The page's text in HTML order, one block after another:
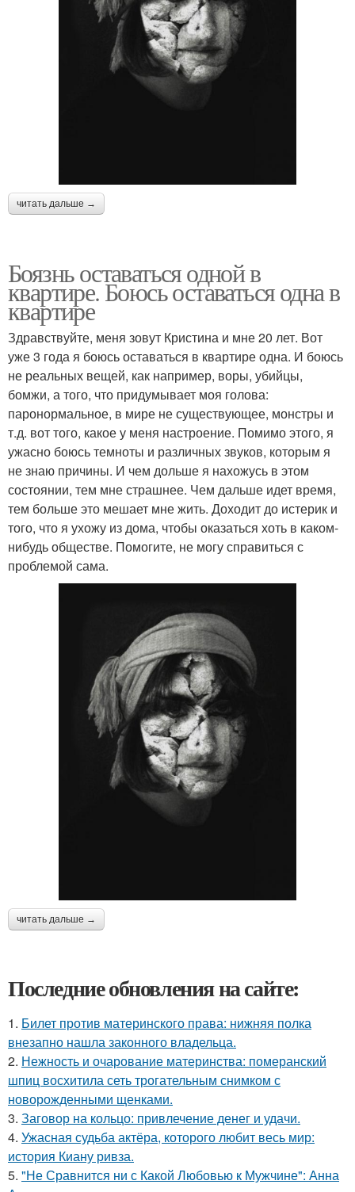
читать дальше →
Боязнь оставаться одной в
квартире. Боюсь оставаться одна в
квартире
Здравствуйте, меня зовут Кристина и мне 20 лет. Вот
уже 3 года я боюсь оставаться в квартире одна. И боюсь
не реальных вещей, как например, воры, убийцы,
бомжи, а того, что придумывает моя голова:
паронормальное, в мире не существующее, монстры и
т.д. вот того, какое у меня настроение. Помимо этого, я
ужасно боюсь темноты и различных звуков, которым я
не знаю причины. И чем дольше я нахожусь в этом
состоянии, тем мне страшнее. Чем дальше идет время,
тем больше это мешает мне жить. Доходит до истерик и
того, что я ухожу из дома, чтобы оказаться хоть в каком-
нибудь обществе. Помогите, не могу справиться с
проблемой сама.
читать дальше →
Последние обновления на сайте:
1. Билет против материнского права: нижняя полка
внезапно нашла законного владельца.
2. Нежность и очарование материнства: померанский
шпиц восхитила сеть трогательным снимком с
новорожденными щенками.
3. Заговор на кольцо: привлечение денег и удачи.
4. Ужасная судьба актёра, которого любит весь мир:
история Киану ривза.
5. "Не Сравнится ни с Какой Любовью к Мужчине": Анна